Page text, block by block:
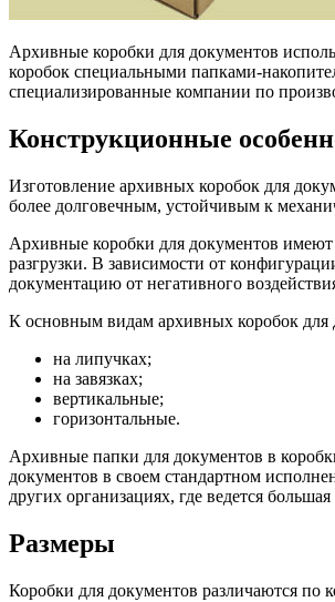
Архивные коробки для документов
коробок специальными папками-
специализированные компании по
Конструкционные
Изготовление архивных коробок для
более долговечным, устойчивым к
Архивные коробки для документов имеют
разгрузки. В зависимости от
документацию от негативного
К основным видам архивных коробок для
на липучках;
на завязках;
вертикальные;
горизонтальные.
Архивные папки для документов в
документов в своем стандартном
других организациях, где ведется
Размеры
Коробки для документов различаются по